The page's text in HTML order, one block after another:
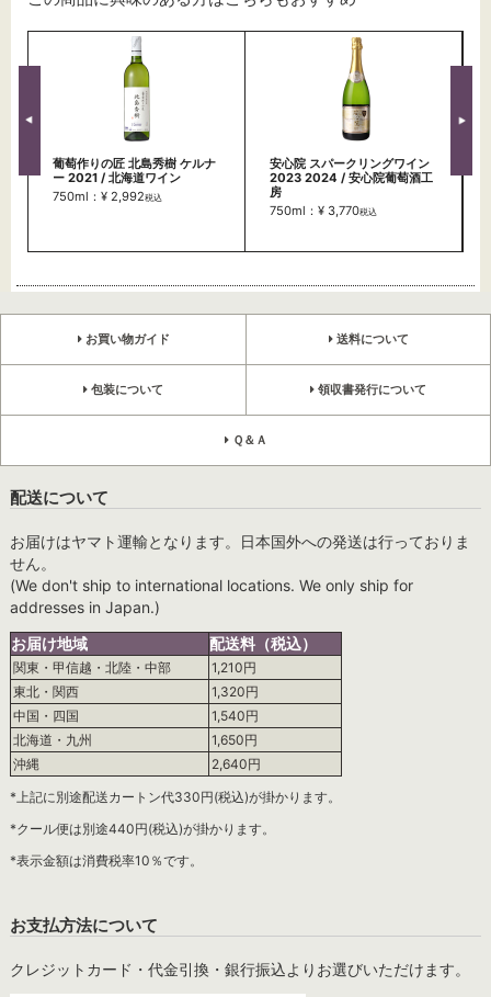
葡萄作りの匠 北島秀樹 ケルナ
ー 2021 / 北海道ワイン
750ml：¥ 2,992税込
安心院 スパークリングワイン
2023 2024 / 安心院葡萄酒工
房
750ml：¥ 3,770税込
お買い物ガイド 送料について
包装について 領収書発行について
Ｑ＆Ａ
配送について
お届けはヤマト運輸となります。日本国外への発送は行っておりま
せん。
(We don't ship to international locations. We only ship for
addresses in Japan.)
お届け地域
配送料（税込）
関東・甲信越・北陸・中部
1,210円
東北・関西
1,320円
中国・四国
1,540円
北海道・九州
1,650円
沖縄
2,640円
*上記に別途配送カートン代330円(税込)が掛かります。
*クール便は別途440円(税込)が掛かります。
*表示金額は消費税率10％です。
お支払方法について
クレジットカード・代金引換・銀行振込よりお選びいただけます。